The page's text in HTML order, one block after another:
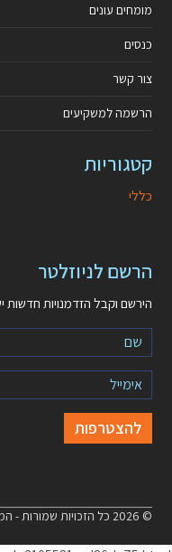
מומחים עונים
כנסים
צור קשר
הרשמה למשקיעים
קטגוריות
כללי
הרשם לניוזלטר
הירשם וקבל הזדמנויות חדשות
© 2026 כל הזכויות שמורות - המרכז לקידום זכיינות בישראל